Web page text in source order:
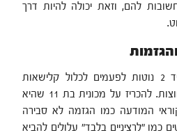
להם, וזאת יכולה להיות דרך
מודעות למכירת רכב פרטי מיד 2 נוטות לפעמים לכלול קלישאות
חבוטות, כמו גם הגזמות לא נחוצות. להכריז על מכונית בת 11 שהיא
המודעה כמו הגזמה לא סבירה
כמו "לרציניים בלבד" עלולים להביא